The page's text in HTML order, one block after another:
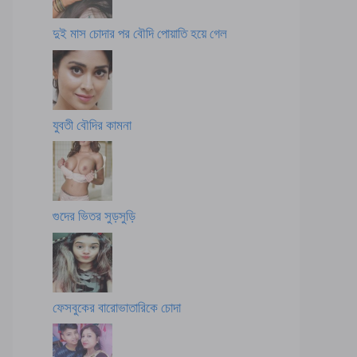
দুই মাস চোদার পর বৌদি পোয়াতি হয়ে গেল
যুবতী বৌদির কামনা
গুদের ভিতর সুড়সুড়ি
ফেসবুকের বারোভাতারিকে চোদা